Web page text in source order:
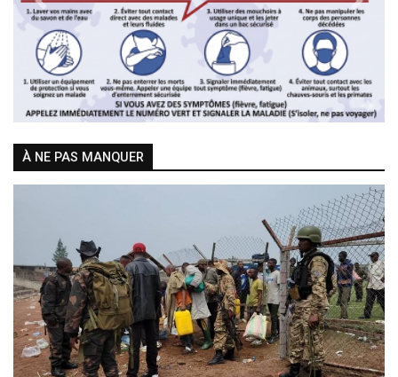
Previous Next
À NE PAS MANQUER